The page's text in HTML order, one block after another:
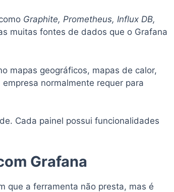
Graphite, Prometheus, Influx DB,
muitas fontes de dados que o Grafana
mapas geográficos, mapas de calor,
normalmente requer para
Cada painel possui funcionalidades
Grafana
que a ferramenta não presta, mas é